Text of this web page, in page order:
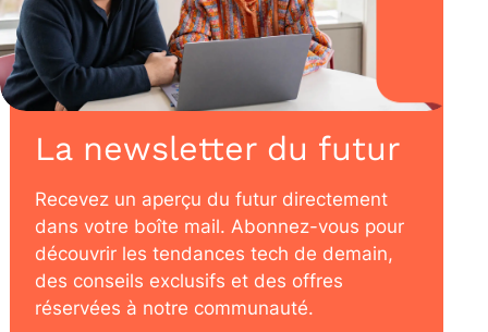
La newsletter du futur
Recevez un aperçu du futur directement
dans votre boîte mail. Abonnez-vous pour
découvrir les tendances tech de demain,
des conseils exclusifs et des offres
réservées à notre communauté.